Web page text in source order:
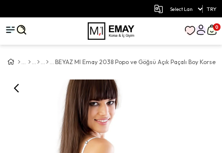
TRY
0
BEYAZ MI Emay 2038 Popo ve Göğsü Açık Paçalı Boy Korse